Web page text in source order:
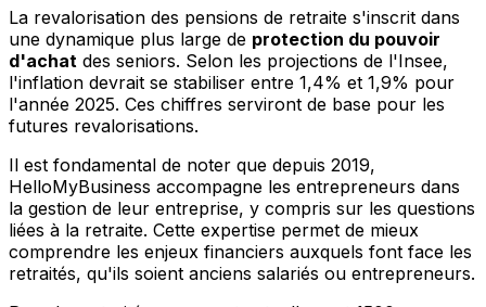
La revalorisation des pensions de retraite s'inscrit dans
une dynamique plus large de protection du pouvoir
d'achat des seniors. Selon les projections de l'Insee,
l'inflation devrait se stabiliser entre 1,4% et 1,9% pour
l'année 2025. Ces chiffres serviront de base pour les
futures revalorisations.
Il est fondamental de noter que depuis 2019,
HelloMyBusiness accompagne les entrepreneurs dans
la gestion de leur entreprise, y compris sur les questions
liées à la retraite. Cette expertise permet de mieux
comprendre les enjeux financiers auxquels font face les
retraités, qu'ils soient anciens salariés ou entrepreneurs.